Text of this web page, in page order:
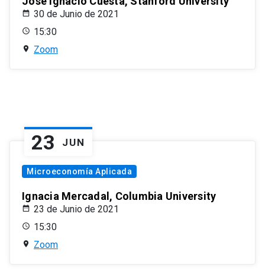
30 de Junio de 2021
15:30
Zoom
23 JUN
Microeconomía Aplicada
Ignacia Mercadal, Columbia University
23 de Junio de 2021
15:30
Zoom